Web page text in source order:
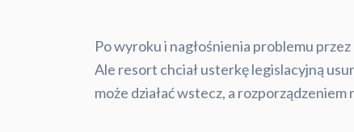
Po wyroku i nagłośnienia problemu
Ale resort chciał usterkę legislacyjną
może działać wstecz, a